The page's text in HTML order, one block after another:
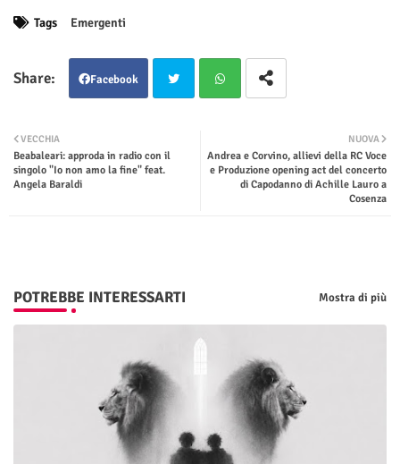
Tags Emergenti
Facebook
ter tsap
NUOVA
Andrea e Corvino, allievi della RC Voce
e Produzione opening act del concerto
di Capodanno di Achille Lauro a
Cosenza
VECCHIA
Beabaleari: approda in radio con il
singolo "Io non amo la fine" feat.
Angela Baraldi
POTREBBE INTERESSARTI Mostra di più